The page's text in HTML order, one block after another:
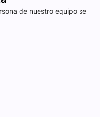
de nuestro equipo se